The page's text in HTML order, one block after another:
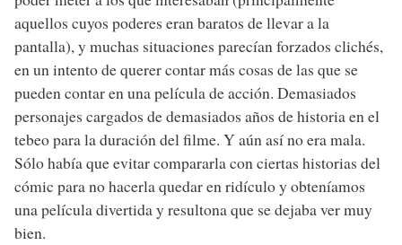
aquellos cuyos poderes eran baratos de llevar a la
pantalla), y muchas situaciones parecían forzados clichés,
en un intento de querer contar más cosas de las que se
pueden contar en una película de acción. Demasiados
personajes cargados de demasiados años de historia en el
tebeo para la duración del filme. Y aún así no era mala.
Sólo había que evitar compararla con ciertas historias del
cómic para no hacerla quedar en ridículo y obteníamos
una película divertida y resultona que se dejaba ver muy
bien.